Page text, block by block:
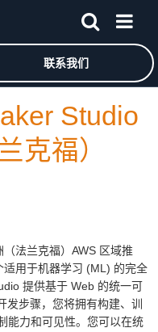
联系我们
Studio
克福）
（法兰克福）AWS 区域推
用于机器学习 (ML) 的完全
提供基于 Web 的统一可
发步骤，您将拥有构建、训
能力和可见性。您可以在统